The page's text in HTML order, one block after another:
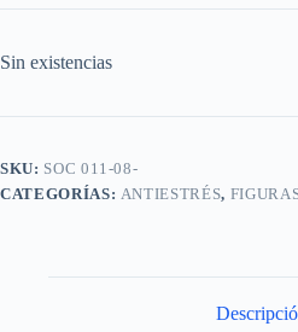
Sin existencias
SKU: SOC 011-08-
CATEGORÍAS: ANTIESTRÉS,